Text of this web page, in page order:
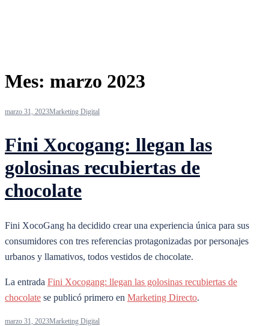
Mes: marzo 2023
marzo 31, 2023Marketing Digital
Fini Xocogang: llegan las
golosinas recubiertas de
chocolate
Fini XocoGang ha decidido crear una experiencia única para sus
consumidores con tres referencias protagonizadas por personajes
urbanos y llamativos, todos vestidos de chocolate.
La entrada Fini Xocogang: llegan las golosinas recubiertas de
chocolate se publicó primero en Marketing Directo.
marzo 31, 2023Marketing Digital